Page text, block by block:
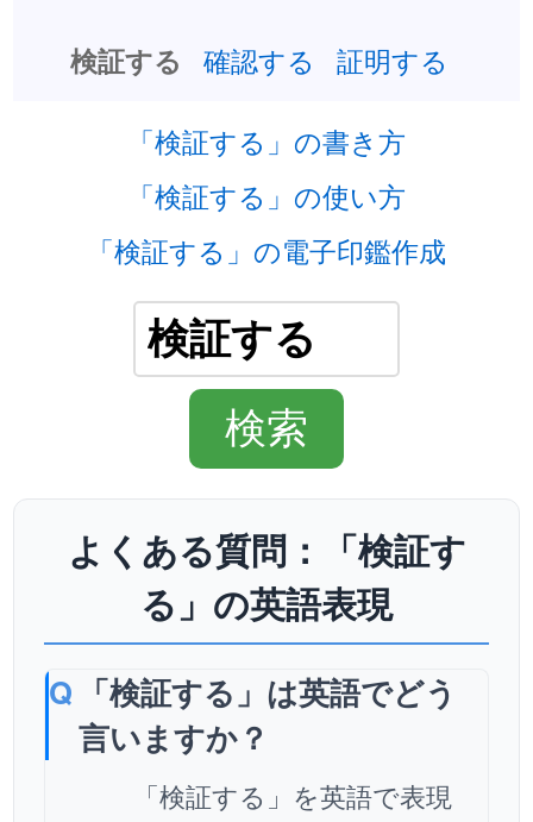
検証する 確認する
証明する
「検証する」の書き方
「検証する」の使い方
「検証する」の電子印鑑作成
よくある質問：「検証す
る」の英語表現
「検証する」は英語でどう
言いますか？
「検証する」を英語で表現